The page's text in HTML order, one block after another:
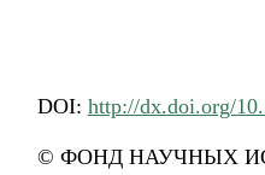
DOI: http://dx.doi.org/
© ФОНД НАУЧНЫХ